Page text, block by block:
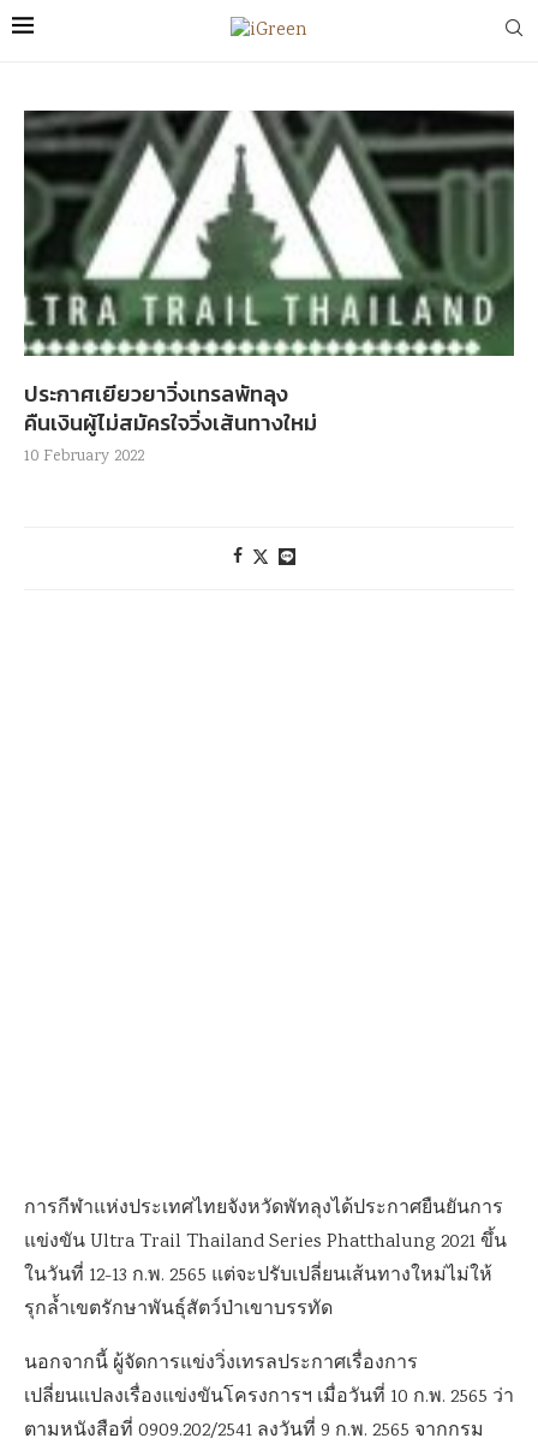
ประกาศเยียวยาวิ่งเทรลพัทลุง
คืนเงินผู้ไม่สมัครใจวิ่งเส้นทางใหม่
10 February 2022
การกีฬาแห่งประเทศไทยจังหวัดพัทลุงได้ประกาศยืนยันการ
แข่งขัน Ultra Trail Thailand Series Phatthalung 2021 ขึ้น
ในวันที่ 12-13 ก.พ. 2565 แต่จะปรับเปลี่ยนเส้นทางใหม่ไม่ให้
รุกล้ำเขตรักษาพันธุ์สัตว์ป่าเขาบรรทัด
นอกจากนี้ ผู้จัดการแข่งวิ่งเทรลประกาศเรื่องการ
เปลี่ยนแปลงเรื่องแข่งขันโครงการฯ เมื่อวันที่ 10 ก.พ. 2565 ว่า
ตามหนังสือที่ 0909.202/2541 ลงวันที่ 9 ก.พ. 2565 จากกรม